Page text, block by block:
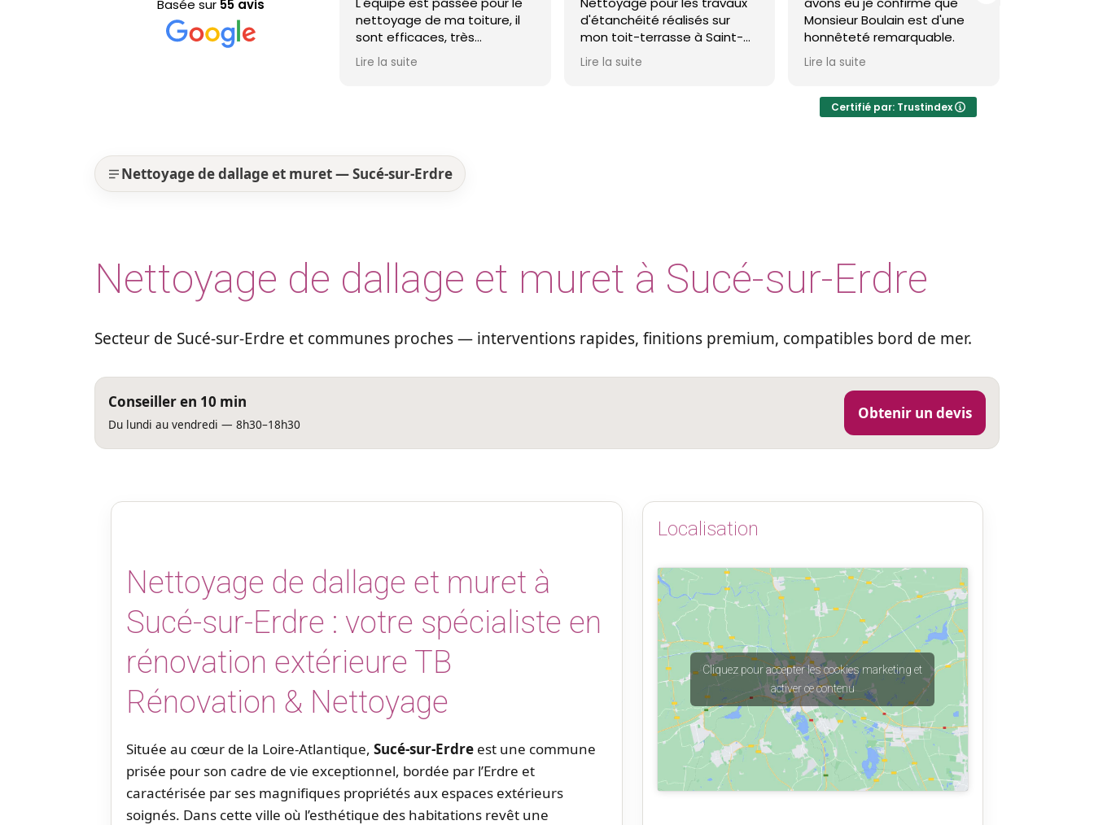
Basée sur 55 avis
nettoyage de ma toiture, il
sont efficaces, très
professionnels et ma toiture
est nickel ! Je recommande !
d'étanchéité réalisés sur
mon toit-terrasse à Saint-
Nazaire. Entreprise réactive,
professionnelle et agréable.
Monsieur Boulain est d'une
honnêteté remarquable.
brevin et c'est
Je recommande
Certifié par: Trustindex
Nettoyage de dallage et muret — Sucé-sur-Erdre
Nettoyage de dallage et muret à Sucé-sur-Erdre
Secteur de Sucé-sur-Erdre et communes proches — interventions rapides, finitions premium, compatibles bord de mer.
Conseiller en 10 min
Du lundi au vendredi — 8h30–18h30
Obtenir un devis
Nettoyage de dallage et muret à
Sucé-sur-Erdre : votre spécialiste en
rénovation extérieure TB
Rénovation & Nettoyage
Située au cœur de la Loire-Atlantique, Sucé-sur-Erdre est une commune
prisée pour son cadre de vie exceptionnel, bordée par l’Erdre et
caractérisée par ses magnifiques propriétés aux espaces extérieurs
soignés. Dans cette ville où l’esthétique des habitations revêt une
Localisation
Cliquez pour accepter les cookies marketing et
activer ce contenu